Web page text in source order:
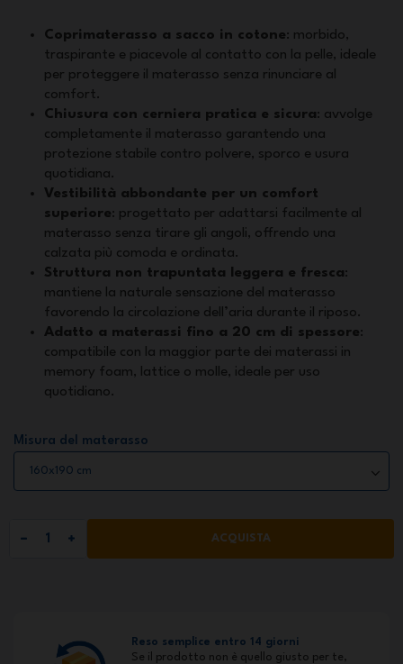
Coprimaterasso a sacco in cotone: morbido,
traspirante e piacevole al contatto con la pelle, ideale
per proteggere il materasso senza rinunciare al
comfort.
Chiusura con cerniera pratica e sicura: avvolge
completamente il materasso garantendo una
protezione stabile contro polvere, sporco e usura
quotidiana.
Vestibilità abbondante per un comfort
superiore: progettato per adattarsi facilmente al
materasso senza tirare gli angoli, offrendo una
calzata più comoda e ordinata.
Struttura non trapuntata leggera e fresca:
mantiene la naturale sensazione del materasso
favorendo la circolazione dell’aria durante il riposo.
Adatto a materassi fino a 20 cm di spessore:
compatibile con la maggior parte dei materassi in
memory foam, lattice o molle, ideale per uso
quotidiano.
Misura del materasso
ACQUISTA
Reso semplice entro 14 giorni
Se il prodotto non è quello giusto per te,